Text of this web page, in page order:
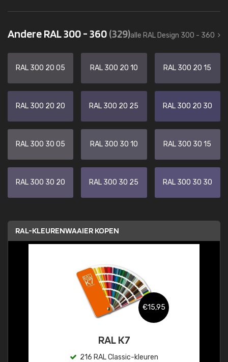
Andere RAL 300 - 360(329)alle RAL Design 300 - 360
RAL 300 20 05 RAL 300 20 10 RAL 300 20 15
RAL 300 20 20 RAL 300 20 25 RAL 300 20 30
RAL 300 30 05 RAL 300 30 10 RAL 300 30 15
RAL 300 30 20 RAL 300 30 25 RAL 300 30 30
RAL-KLEURENWAAIER KOPEN
€15,95
RAL K7
216 RAL Classic-kleuren